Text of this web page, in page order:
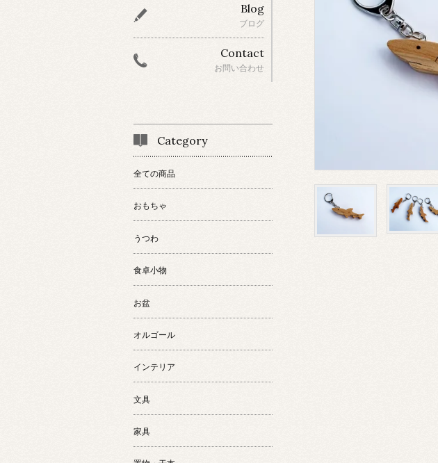
Blog
ブログ
Contact
お問い合わせ
Category
全ての商品
おもちゃ
うつわ
食卓小物
お盆
オルゴール
インテリア
文具
家具